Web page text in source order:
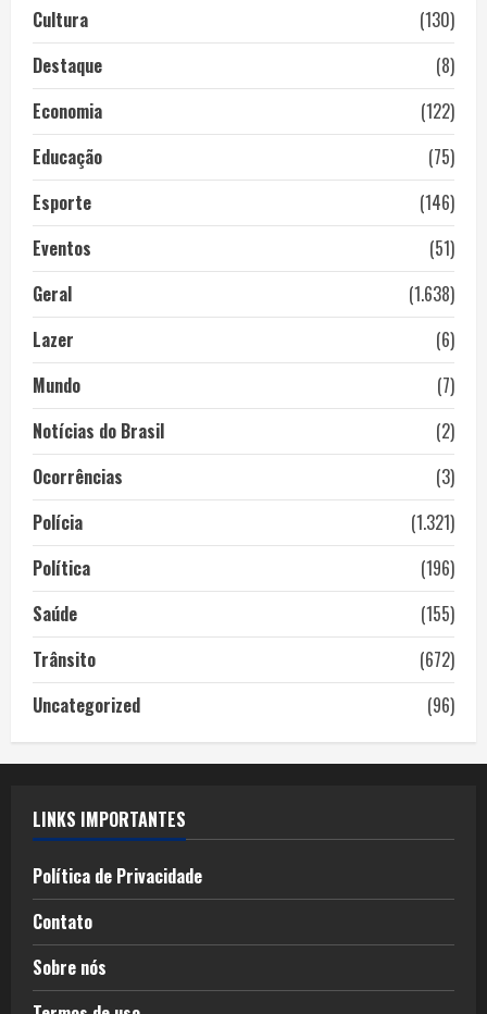
Cultura
(130)
Destaque
(8)
Economia
(122)
Educação
(75)
Esporte
(146)
Eventos
(51)
Geral
(1.638)
Lazer
(6)
Mundo
(7)
Notícias do Brasil
(2)
Ocorrências
(3)
Polícia
(1.321)
Política
(196)
Saúde
(155)
Trânsito
(672)
Uncategorized
(96)
LINKS IMPORTANTES
Política de Privacidade
Contato
Sobre nós